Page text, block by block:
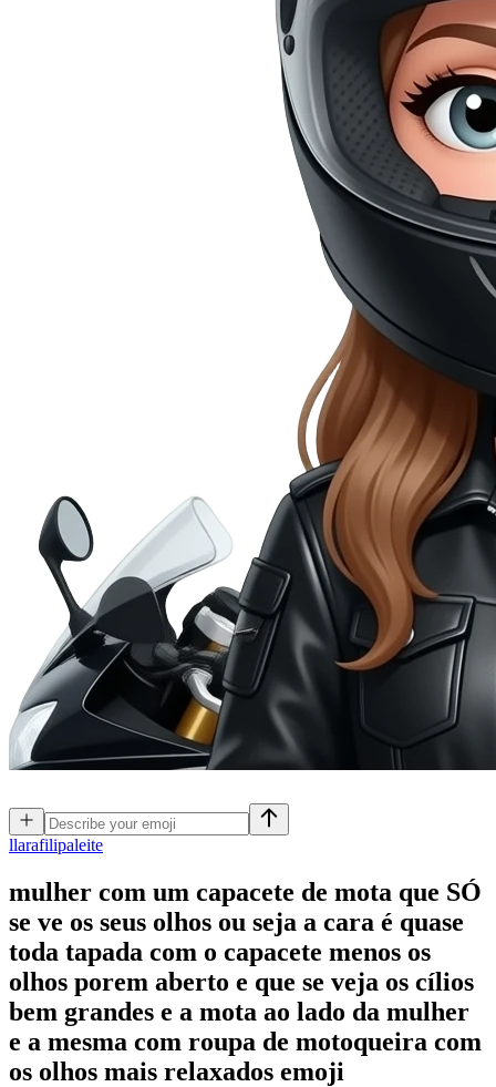
llarafilipaleite
mulher com um capacete de mota que SÓ
se ve os seus olhos ou seja a cara é quase
toda tapada com o capacete menos os
olhos porem aberto e que se veja os cílios
bem grandes e a mota ao lado da mulher
e a mesma com roupa de motoqueira com
os olhos mais relaxados emoji